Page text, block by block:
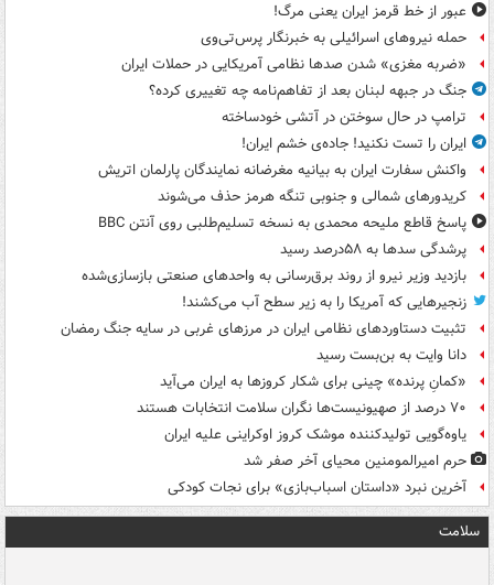
عبور از خط قرمز ایران یعنی مرگ!
حمله نیروهای اسرائیلی به خبرنگار پرس‌تی‌وی
«ضربه مغزی» شدن صدها نظامی آمریکایی در حملات ایران
جنگ در جبهه لبنان بعد از تفاهم‌نامه چه تغییری کرده؟
ترامپ در حال سوختن در آتشی خودساخته
ایران را تست نکنید! جاده‌ی خشم ایران!
واکنش سفارت ایران به بیانیه مغرضانه نمایندگان پارلمان اتریش
کریدورهای شمالی و جنوبی تنگه هرمز حذف می‌شوند
پاسخ قاطع ملیحه محمدی به نسخه تسلیم‌طلبی روی آنتن BBC
پرشدگی سدها به ۵۸درصد رسید
بازدید وزیر نیرو از روند برق‌رسانی به واحدهای صنعتی بازسازی‌شده
زنجیرهایی که آمریکا را به زیر سطح آب می‌کشند!
تثبیت دستاوردهای نظامی ایران در مرزهای غربی در سایه جنگ رمضان
دانا وایت به بن‌بست رسید
«کمانِ پرنده» چینی برای شکار کروزها به ایران می‌آید
۷۰ درصد از صهیونیست‌ها نگران سلامت انتخابات هستند
یاوه‌گویی تولیدکننده موشک کروز اوکراینی علیه ایران
حرم امیرالمومنین محیای آخر صفر شد
آخرین نبرد «داستان اسباب‌بازی» برای نجات کودکی
سلامت